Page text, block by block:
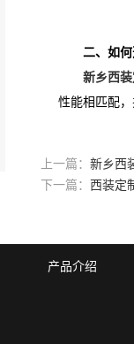
二、如
新乡西
性能相匹配
上一篇： 新乡西
下一篇： 西装定
产品介绍